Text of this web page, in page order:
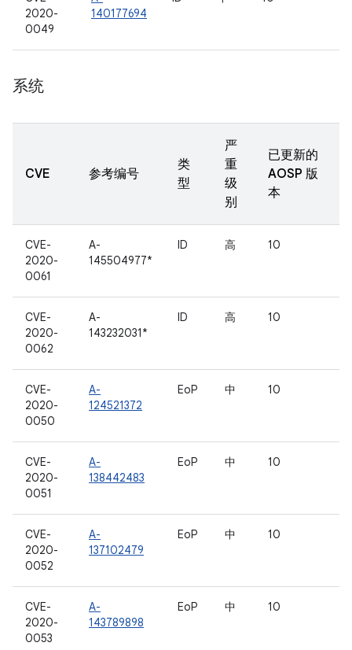
2020-
0049
140177694
系统
CVE 参考编号
类
型
严
重
级
别
已更新的
AOSP 版
本
CVE-
2020-
0061
A-
145504977*
ID 高 10
CVE-
2020-
0062
A-
143232031*
ID 高 10
CVE-
2020-
0050
A-
124521372
EoP 中 10
CVE-
2020-
0051
A-
138442483
EoP 中 10
CVE-
2020-
0052
A-
137102479
EoP 中 10
CVE-
2020-
0053
A-
143789898
EoP 中 10